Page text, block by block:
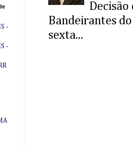
Decisão
Bandeirantes
sexta...
-
-